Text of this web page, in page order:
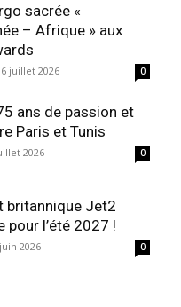
sacrée «
– Afrique » aux
6 juillet 2026 0
ans de passion et
Paris et Tunis
2026 0
britannique Jet2
pour l’été 2027 !
2026 0